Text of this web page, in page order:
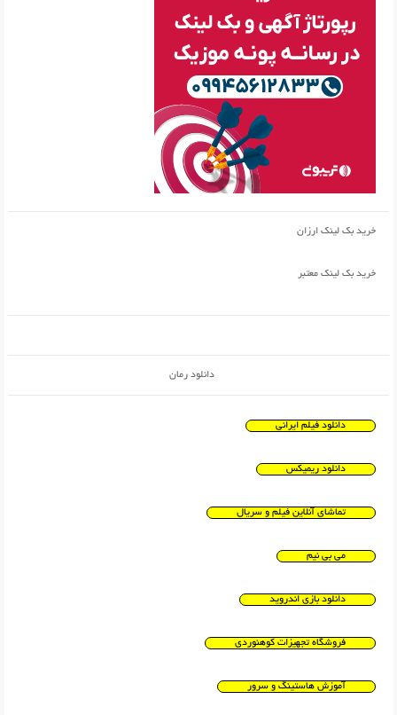
خرید بک لینک ارزان
خرید بک لینک معتبر
دانلود رمان
دانلود فیلم ایرانی
دانلود ریمیکس
تماشای آنلاین فیلم و سریال
می بی نیم
دانلود بازی اندروید
فروشگاه تجهیزات کوهنوردی
آموزش هاستینگ و سرور